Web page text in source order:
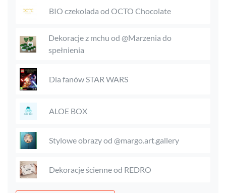
BIO czekolada od OCTO Chocolate
Dekoracje z mchu od @Marzenia do
spełnienia
Dla fanów STAR WARS
ALOE BOX
Stylowe obrazy od @margo.art.gallery
Dekoracje ścienne od REDRO